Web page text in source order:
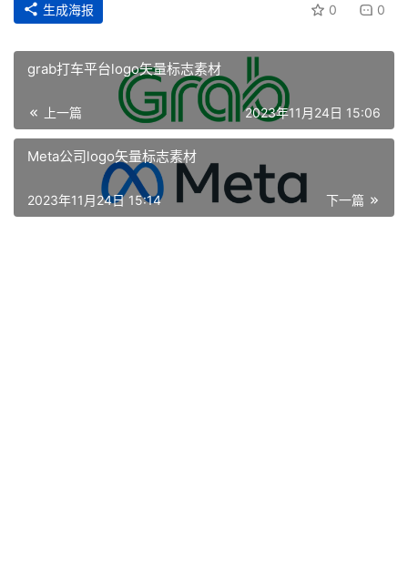
首
页
资
生成海报 0 0
grab打车平台logo矢量标志素材
上一篇 2023年11月24日 15:06
Meta公司logo矢量标志素材
下一篇
2023年11月24日 15:14